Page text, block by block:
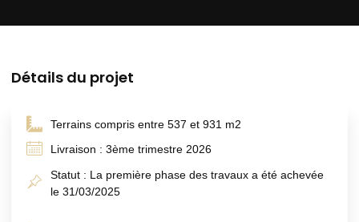
Détails du projet
Terrains compris entre 537 et 931 m2
Livraison : 3ème trimestre 2026
Statut : La première phase des travaux a été achevée
le 31/03/2025